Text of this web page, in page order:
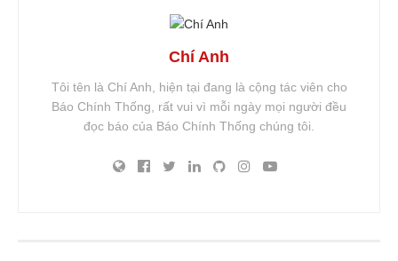
Chí Anh
Tôi tên là Chí Anh, hiện tại đang là cộng tác viên cho
Báo Chính Thống, rất vui vì mỗi ngày mọi người đều
đọc báo của Báo Chính Thống chúng tôi.